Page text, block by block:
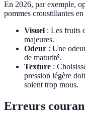
En 2026, par exemple,
pommes croustillantes
Visuel : Les fruits
majeures.
Odeur : Une
de maturité.
Texture :
pression légère
soient trop mous.
Erreurs